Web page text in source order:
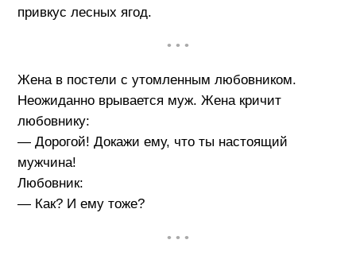
привкус лесных ягод.
• • •
Жена в постели с утомленным любовником.
Неожиданно врывается муж. Жена кричит
любовнику:
— Дорогой! Докажи ему, что ты настоящий
мужчина!
Любовник:
— Как? И ему тоже?
• • •